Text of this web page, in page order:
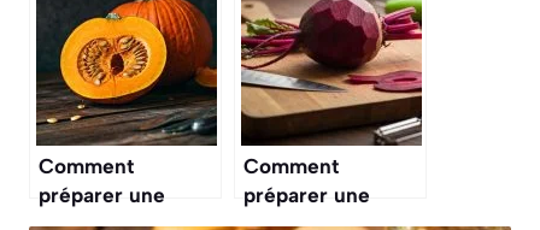
faciles à préparer
Comment
préparer une
courge : astuces
Comment
préparer une
betterave :